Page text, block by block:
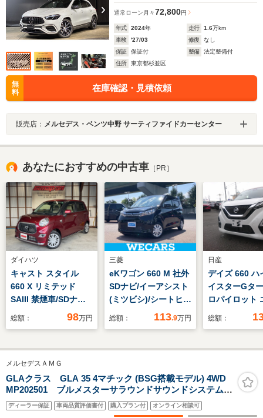
通常ローン 月々72,800円
年式 2024年 走行 1.6万km
車検
'27/03 修復
なし
保証
保証付 整備
法定整備付
住所
東京都杉並区
無
料
在庫確認・見積依頼
販売店： メルセデス・ベンツ中野 サーティファイドカーセンター
あなたにおすすめの中古車 ［PR］
ダイハツ
キャスト スタイル
660 X リミテッド
SAIII 禁煙車/SDナ
ビ/Bluetoothオーデ
レーキ/スマートアシ
スト/
総額： 98万円
三菱
eKワゴン 660 M 社外
SDナビ/イーアシスト
(ミツビシ)/シートヒー
ター 前席/車線逸脱防
ヘッドランプ
続/ETC/横滑り防止装
置
総額： 113.9万円
日産
デイズ 660 ハ
イスターGタ
ロパイロット
ション アラウ
前後ドラレコ
総額：
メルセデスＡＭＧ
GLAクラス GLA 35 4マチック (BSG搭載モデル) 4WD
MP202501 ブルメスターサラウンドサウンドシステムパ
ワーバックドアシートヒーターヘッドアップディスプレ
イ360°カメラ
ディーラー保証 車両品質評価書付 購入プラン付 オンライン相談可